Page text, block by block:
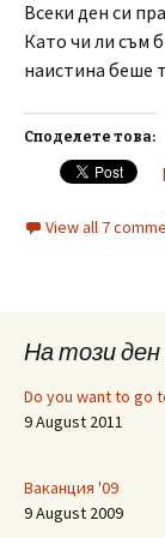
Всеки ден си
Като чи ли съм
наистина беше
Споделете това:
View all 7
На този ден
Do you want to go
9 August 2011
Ваканция '09
9 August 2009